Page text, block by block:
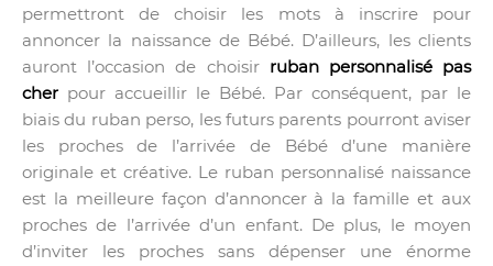
permettront de choisir les mots à inscrire pour
annoncer la naissance de Bébé. D’ailleurs, les clients
auront l’occasion de choisir ruban personnalisé pas
cher pour accueillir le Bébé. Par conséquent, par le
biais du ruban perso, les futurs parents pourront aviser
les proches de l’arrivée de Bébé d’une manière
originale et créative. Le ruban personnalisé naissance
est la meilleure façon d’annoncer à la famille et aux
proches de l’arrivée d’un enfant. De plus, le moyen
d’inviter les proches sans dépenser une énorme